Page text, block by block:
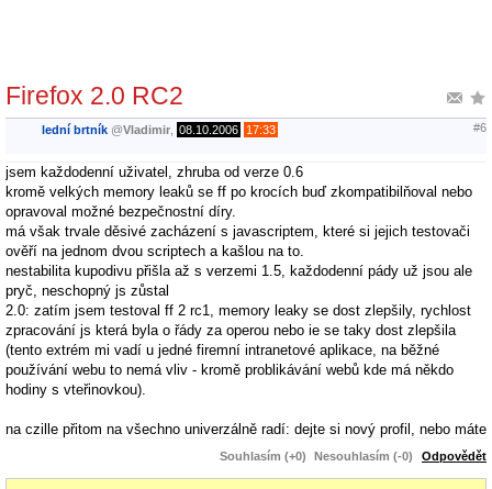
Firefox 2.0 RC2
lední brtník @Vladimir 08.10.2006 17:33 #6
jsem každodenní uživatel, zhruba od verze 0.6
kromě velkých memory leaků se ff po krocích buď zkompatibilňoval nebo
opravoval možné bezpečnostní díry.
má však trvale děsivé zacházení s javascriptem, které si jejich testovači
ověří na jednom dvou scriptech a kašlou na to.
nestabilita kupodivu přišla až s verzemi 1.5, každodenní pády už jsou ale
pryč, neschopný js zůstal
2.0: zatím jsem testoval ff 2 rc1, memory leaky se dost zlepšily, rychlost
zpracování js která byla o řády za operou nebo ie se taky dost zlepšila
(tento extrém mi vadí u jedné firemní intranetové aplikace, na běžné
používání webu to nemá vliv - kromě problikávání webů kde má někdo
hodiny s vteřinovkou).
na czille přitom na všechno univerzálně radí: dejte si nový profil, nebo máte
tam moc doplňků (nemám) - chápu proč je takový help zadarmo.
Souhlasím (+0) Nesouhlasím (-0) Odpovědět